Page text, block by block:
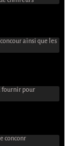
ainsi que les
fournir pour
conconr